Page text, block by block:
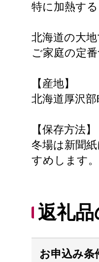
特に加熱す
北海道の大
ご家庭の定
【産地】
北海道厚沢部
【保存方法】
冬場は新聞
すめします。
返礼品
お申込み条